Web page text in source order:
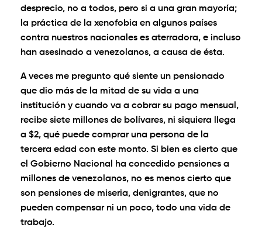
desprecio, no a todos, pero si a una gran mayoría;
la práctica de la xenofobia en algunos países
contra nuestros nacionales es aterradora, e incluso
han asesinado a venezolanos, a causa de ésta.
A veces me pregunto qué siente un pensionado
que dio más de la mitad de su vida a una
institución y cuando va a cobrar su pago mensual,
recibe siete millones de bolívares, ni siquiera llega
a $2, qué puede comprar una persona de la
tercera edad con este monto. Si bien es cierto que
el Gobierno Nacional ha concedido pensiones a
millones de venezolanos, no es menos cierto que
son pensiones de miseria, denigrantes, que no
pueden compensar ni un poco, todo una vida de
trabajo.